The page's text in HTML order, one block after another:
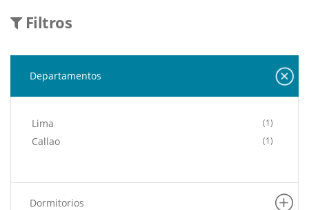
Filtros
Departamentos
Lima (1)
Callao (1)
Dormitorios